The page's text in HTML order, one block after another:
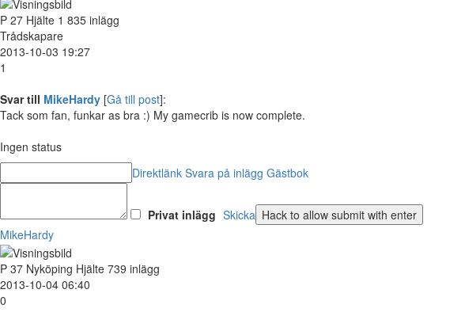
P 27 Hjälte 1 835 inlägg
Trådskapare
2013-10-03 19:27
1
Svar till MikeHardy [Gå till post]:
Tack som fan, funkar as bra :) My gamecrib is now complete.
Ingen status
Direktlänk Svara på inlägg Gästbok
Privat inlägg Skicka
MikeHardy
P 37 Nyköping Hjälte 739 inlägg
2013-10-04 06:40
0